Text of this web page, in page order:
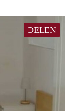
DELEN